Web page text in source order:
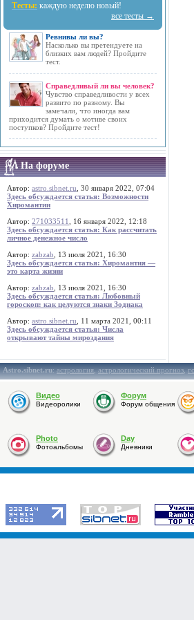
Тесты: каждую неделю новый!
все тесты →
Ревнивы ли вы?
Насколько вы претендуете на
близких вам людей? Пройдите
тест.
Справедливый ли вы человек?
Чувство справедливости у всех
развито по разному. Вы
замечали, что иногда вам
приходится думать о мотиве своих
поступков? Пройдите тест!
На форуме
Автор: astro.sibnet.ru , 30 января 2022, 07:04
Здесь обсуждается статья: Возможности
Хиромантии
Автор: 271033511
, 16 января 2022, 12:18
Здесь обсуждается статья: Как рассчитать
личное денежное число
Автор: zabzab , 13 июля 2021, 16:30
Здесь обсуждается статья: Хиромантия —
это карта жизни
Автор: zabzab , 13 июля 2021, 16:30
Здесь обсуждается статья: Любовный
гороскоп: как целуются знаки Зодиака
Автор: astro.sibnet.ru , 11 марта 2021, 00:11
Здесь обсуждается статья: Числа
открывают тайны мироздания
Astro.sibnet.ru:астрология,астрологический прогноз,
Видео
Видеоролики
Форум
Форум общения
Photo
Фотоальбомы
Day
Дневники